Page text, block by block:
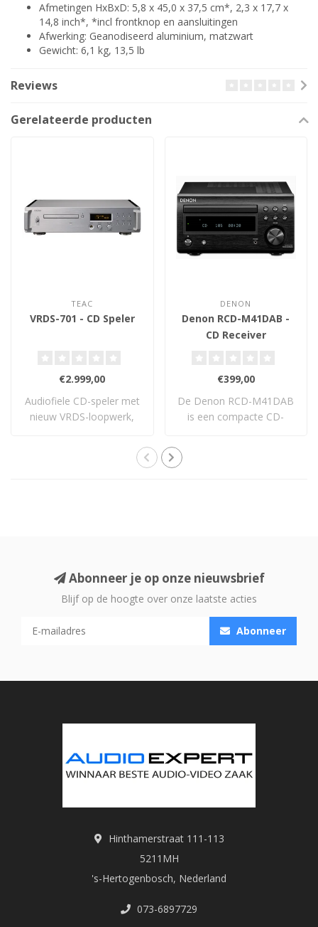
Afmetingen HxBxD: 5,8 x 45,0 x 37,5 cm*, 2,3 x 17,7 x
14,8 inch*, *incl frontknop en aansluitingen
Afwerking: Geanodiseerd aluminium, matzwart
Gewicht: 6,1 kg, 13,5 lb
Reviews
Gerelateerde producten
TEAC
VRDS-701 - CD Speler
€2.999,00
Audiofiele CD-speler met
nieuw VRDS-loopwerk,
DENON
Denon RCD-M41DAB -
CD Receiver
€399,00
De Denon RCD-M41DAB
is een compacte CD-
Abonneer je op onze nieuwsbrief
Blijf op de hoogte over onze laatste acties
Abonneer
Hinthamerstraat 111-113
5211MH
's-Hertogenbosch, Nederland
073-6897729